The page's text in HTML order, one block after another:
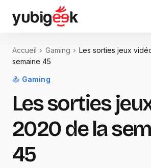
Accueil Gaming
Les sorties jeux
semaine 45
Gaming
Les sorties
2020 de la
45